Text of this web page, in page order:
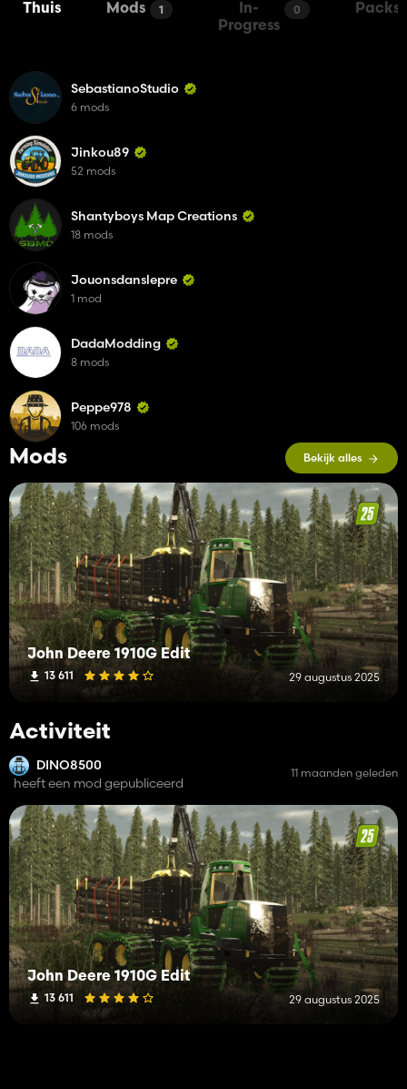
Thuis Mods 1
In-
Progress
0 Packs
Mods Bekijk alles
John Deere 1910G Edit
13 611 29 augustus 2025
Activiteit
DINO8500
heeft een mod gepubliceerd
11 maanden geleden
John Deere 1910G Edit
13 611 29 augustus 2025
SebastianoStudio
6 mods
Jinkou89
52 mods
Shantyboys Map Creations
18 mods
Jouonsdanslepre
1 mod
DadaModding
8 mods
Peppe978
106 mods